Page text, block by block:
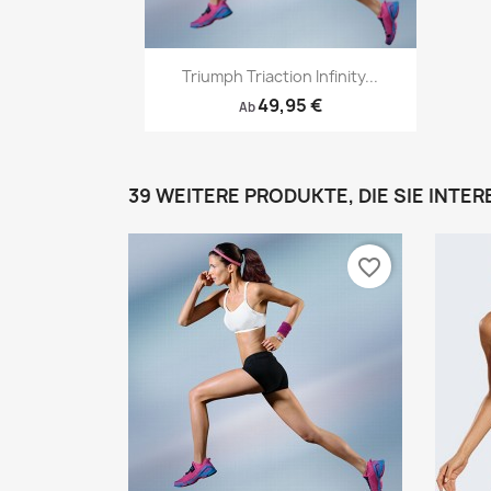
Vorschau
Triumph Triaction Infinity...
Ab49,95 €
39 WEITERE PRODUKTE, DIE SIE
favorite_border